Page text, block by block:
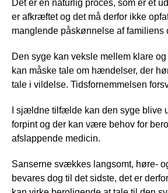
Det er en naturlig proces, som er et
er afkræftet og det må derfor ikke
manglende påskønnelse af familiens
Den syge kan veksle mellem klare
kan måske tale om hændelser, der
tale i vildelse. Tidsfornemmelsen
I sjældne tilfælde kan den syge blive
forpint og der kan være behov for
afslappende medicin.
Sanserne svækkes langsomt, høre-
bevares dog til det sidste, det er